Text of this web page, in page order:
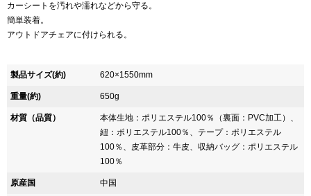
カーシートを汚れや濡れなどから守る。
簡単装着。
アウトドアチェアに付けられる。
製品サイズ(約) 620×1550mm
重量(約) 650g
材質（品質）
本体生地：ポリエステル100％（裏面：PVC加工）、
紐：ポリエステル100％、テープ：ポリエステル
100％、皮革部分：牛皮、収納バッグ：ポリエステル
100％
原産国 中国